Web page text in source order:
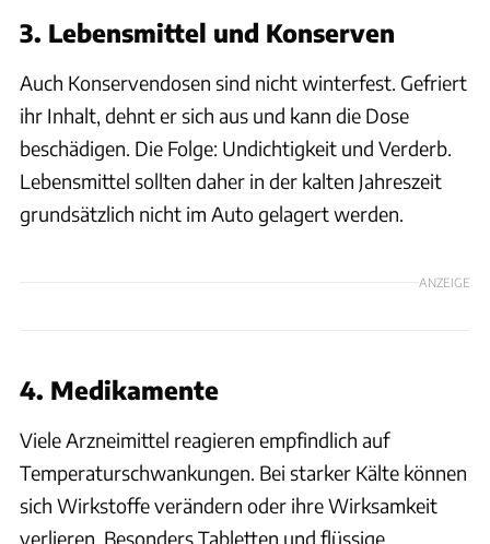
3. Lebensmittel und Konserven
Auch Konservendosen sind nicht winterfest. Gefriert
ihr Inhalt, dehnt er sich aus und kann die Dose
beschädigen. Die Folge: Undichtigkeit und Verderb.
Lebensmittel sollten daher in der kalten Jahreszeit
grundsätzlich nicht im Auto gelagert werden.
ANZEIGE
4. Medikamente
Viele Arzneimittel reagieren empfindlich auf
Temperaturschwankungen. Bei starker Kälte können
sich Wirkstoffe verändern oder ihre Wirksamkeit
verlieren. Besonders Tabletten und flüssige